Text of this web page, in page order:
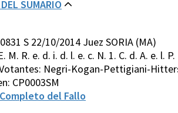
SUMARIO
S 22/10/2014 Juez SORIA (MA)
M. R. e. d. i. d. l. e. c. N. 1. C. d. A. e. l.
Negri-Kogan-Pettigiani-
CP0003SM
del Fallo